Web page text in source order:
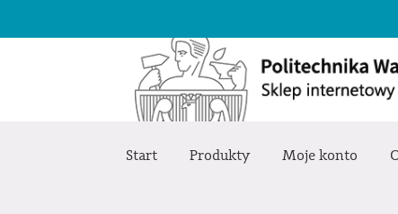
Przejdź
nawigacji
Przejdź
treści
Start Produkty Moje konto